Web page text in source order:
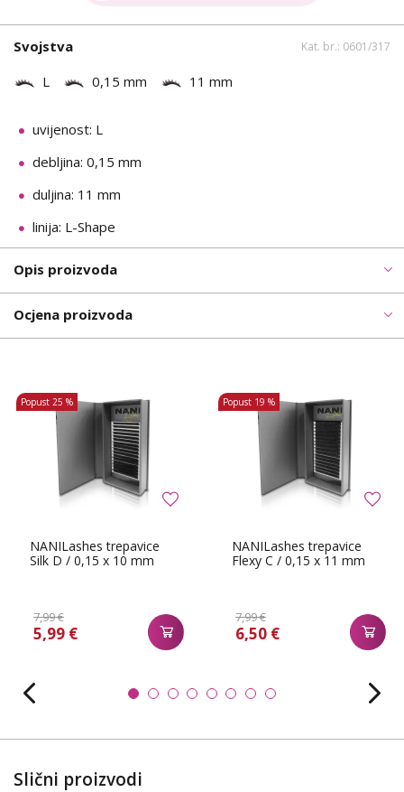
Svojstva Kat. br.: 0601/317
L 0,15 mm 11 mm
uvijenost: L
debljina: 0,15 mm
duljina: 11 mm
linija: L-Shape
Opis proizvoda
Ocjena proizvoda
NANILashes trepavice
Silk D / 0,15 x 10 mm
7,99 €
5,99 €
Popust 25 %
NANILashes trepavice
Flexy C / 0,15 x 11 mm
7,99 €
6,50 €
Popust 19 %
Slični proizvodi